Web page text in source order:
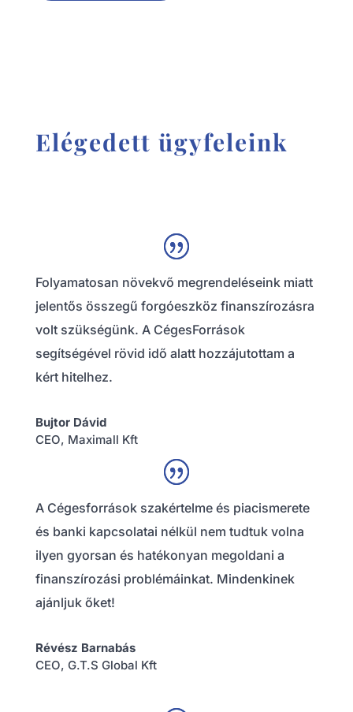
Elégedett ügyfeleink
Folyamatosan növekvő megrendeléseink miatt
jelentős összegű forgóeszköz finanszírozásra
volt szükségünk. A CégesForrások
segítségével rövid idő alatt hozzájutottam a
kért hitelhez.
Bujtor Dávid
CEO, Maximall Kft
A Cégesforrások szakértelme és piacismerete
és banki kapcsolatai nélkül nem tudtuk volna
ilyen gyorsan és hatékonyan megoldani a
finanszírozási problémáinkat. Mindenkinek
ajánljuk őket!
Révész Barnabás
CEO, G.T.S Global Kft